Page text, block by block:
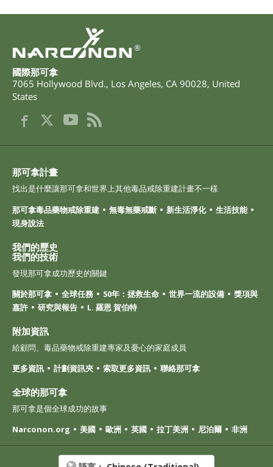
®
國際那可拿
7065 Hollywood Blvd., Los Angeles, CA 90028, United
States
那可拿計畫
找出是什麼讓那可拿和世界上其他毒品戒除重建計畫不一樣
那可拿毒品藥物戒除重建
無毒無藥戒斷 新生活淨化
生活技能
現身說法
我們的歷史
我們的技術
發現那可拿成功歷史的關鍵
關於那可拿
全球任務 50年：拯救生命 世界一流的設備
獎項與
嘉許
研究與報告 L. 羅恩 賀伯特
附加資訊
給顧問、毒品藥物戒除重建專家及憂心的家庭成員
更多資訊
計劃資訊夾 索取更多資訊 聯絡那可拿
全球的那可拿
那可拿是個全球成功的故事
Narconon.org
美國 歐洲 英國 拉丁美洲 尼泊爾 非洲